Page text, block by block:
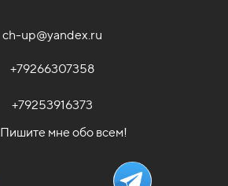
ch-up@yandex.ru
+79266307358
+79253916373
Пишите мне обо всем!